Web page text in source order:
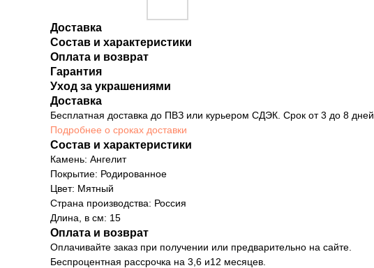
Доставка
Состав и характеристики
Оплата и возврат
Гарантия
Уход за украшениями
Доставка
Бесплатная доставка до ПВЗ или курьером СДЭК. Срок от 3 до 8 дней
Подробнее о сроках доставки
Состав и характеристики
Камень: Ангелит
Покрытие: Родированное
Цвет: Мятный
Страна производства: Россия
Длина, в см: 15
Оплата и возврат
Оплачивайте заказ при получении или предварительно на сайте.
Беспроцентная рассрочка на 3,6 и12 месяцев.